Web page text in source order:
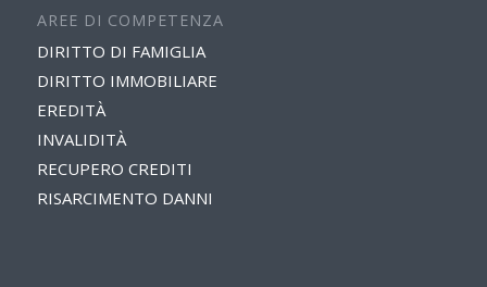
AREE DI COMPETENZA
DIRITTO DI FAMIGLIA
DIRITTO IMMOBILIARE
EREDITÀ
INVALIDITÀ
RECUPERO CREDITI
RISARCIMENTO DANNI